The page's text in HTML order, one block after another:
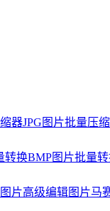
器JPG图片批量压
转换BMP图片批量
图片高级编辑图片马